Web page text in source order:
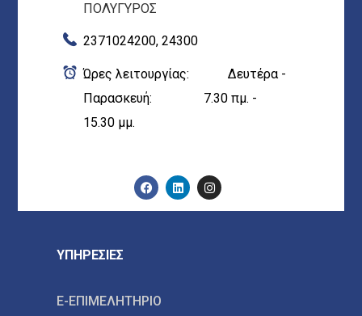
ΠΟΛΥΓΥΡΟΣ
2371024200, 24300
Ώρες λειτουργίας: Δευτέρα -
Παρασκευή: 7.30 πμ. -
15.30 μμ.
ΥΠΗΡΕΣΙΕΣ
E-ΕΠΙΜΕΛΗΤΗΡΙΟ